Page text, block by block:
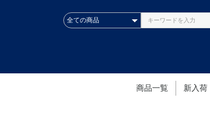
商品一覧 新入荷